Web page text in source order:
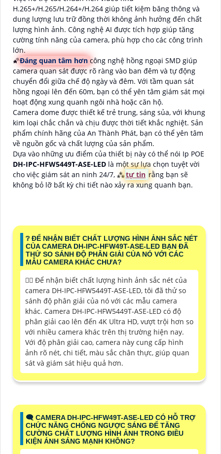
H.265+/H.265/H.264+/H.264 giúp tiết kiệm băng thông và
dung lượng lưu trữ đồng thời không ảnh hưởng đến chất
lượng hình ảnh. Công nghệ AI được tích hợp giúp tăng
cường tính năng của camera, phù hợp cho các công trình
lớn.
🌠Đáng quan tâm hơn công nghệ hồng ngoại SMD giúp
camera quan sát được rõ ràng vào ban đêm và tự động
chuyển đổi giữa chế độ ngày và đêm. Với tầm quan sát
hồng ngoại lên đến 60m, bạn có thể yên tâm giám sát mọi
hoạt động xung quanh ngôi nhà hoặc căn hộ.
Camera dome được thiết kế trẻ trung, sáng sủa, với khung
kim loại chắc chắn và chịu được thời tiết khắc nghiệt. Sản
phẩm chính hãng của An Thành Phát, bạn có thể yên tâm
về nguồn gốc và chất lượng của sản phẩm.
Dựa vào những ưu điểm của thiết bị này có thể nói Ip POE
DH-IPC-HFW5449T-ASE-LED là một sự lựa chọn tuyệt vời
cho việc giám sát an ninh 24/7, ⁂tự tin rằng bạn sẽ
không bỏ lỡ bất kỳ chi tiết nào xảy ra xung quanh bạn.
❔ ĐỂ NHẬN BIẾT CHẤT LƯỢNG HÌNH ẢNH SẮC NÉT
CỦA CAMERA DH-IPC-HFW49T-ASE-LED BẠN ĐÃ
THỬ SO SÁNH ĐỘ PHÂN GIẢI CỦA NÓ VỚI CÁC
MẪU CAMERA KHÁC CHƯA?
🙆‍♀️ Để nhận biết chất lượng hình ảnh sắc nét của
camera DH-IPC-HFW5449T-ASE-LED, tôi đã thử so
sánh độ phân giải của nó với các mẫu camera
khác. Camera DH-IPC-HFW5449T-ASE-LED có độ
phân giải cao lên đến 4K Ultra HD, vượt trội hơn so
với nhiều camera khác trên thị trường hiện nay.
Với độ phân giải cao, camera này cung cấp hình
ảnh rõ nét, chi tiết, màu sắc chân thực, giúp quan
sát và giám sát hiệu quả hơn.
🗨️ CAMERA DH-IPC-HFW49T-ASE-LED CÓ HỖ TRỢ
CHỨC NĂNG CHỐNG NGƯỢC SÁNG ĐỂ TĂNG
CƯỜNG CHẤT LƯỢNG HÌNH ẢNH TRONG ĐIỀU
KIỆN ÁNH SÁNG MẠNH KHÔNG?